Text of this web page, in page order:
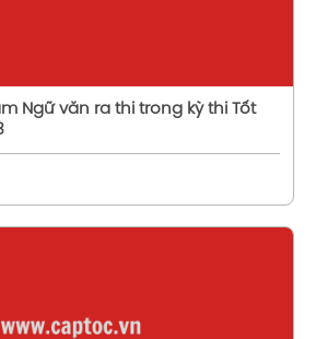
Ngữ văn ra thi trong kỳ thi Tốt